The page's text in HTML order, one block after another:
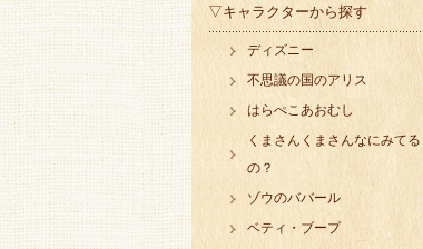
▽キャラクターから探す
ディズニー
不思議の国のアリス
はらぺこあおむし
くまさんくまさんなにみてる
の？
ゾウのババール
ベティ・ブープ